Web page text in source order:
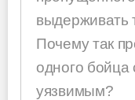
выдерживать
Почему так
одного
уязвимым?